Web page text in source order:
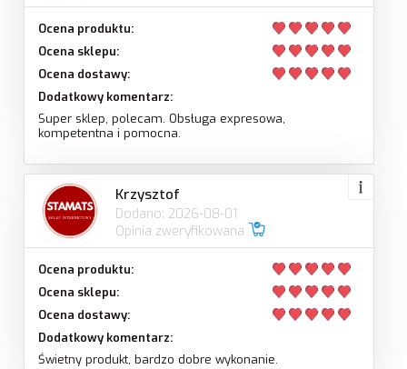
Ocena produktu:
Ocena sklepu:
Ocena dostawy:
Dodatkowy komentarz:
Super sklep, polecam. Obsługa expresowa,
kompetentna i pomocna.
Krzysztof
Dodano: 2026-08-01
Opinia zweryfikowana
Ocena produktu:
Ocena sklepu:
Ocena dostawy:
Dodatkowy komentarz:
Świetny produkt, bardzo dobre wykonanie.